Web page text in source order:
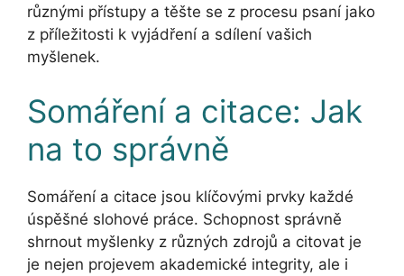
různými přístupy a těšte se z procesu psaní jako
z příležitosti k vyjádření a sdílení vašich
myšlenek.
Somáření a citace: Jak
na to správně
Somáření a citace jsou klíčovými prvky každé
úspěšné slohové práce. Schopnost správně
shrnout myšlenky z různých zdrojů a citovat je
je nejen projevem akademické integrity, ale i